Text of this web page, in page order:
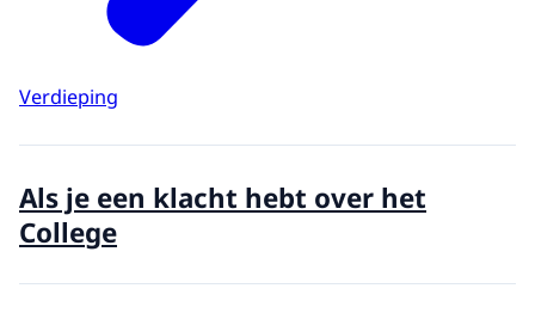
Verdieping
Als je een klacht hebt over het
College